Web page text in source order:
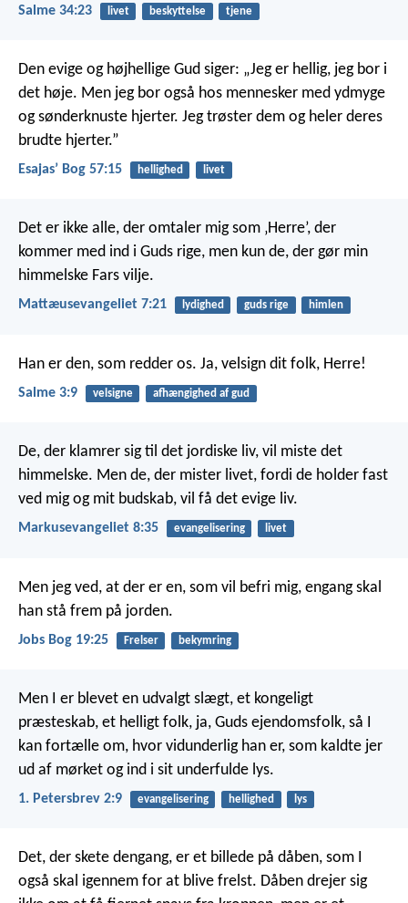
Salme 34:23 livet beskyttelse tjene
Den evige og højhellige Gud siger: „Jeg er hellig, jeg bor i
det høje. Men jeg bor også hos mennesker med ydmyge
og sønderknuste hjerter. Jeg trøster dem og heler deres
brudte hjerter.”
Esajasʼ Bog 57:15 hellighed livet
Det er ikke alle, der omtaler mig som ‚Herre’, der
kommer med ind i Guds rige, men kun de, der gør min
himmelske Fars vilje.
Mattæusevangeliet 7:21 lydighed guds rige himlen
Han er den, som redder os. Ja, velsign dit folk, Herre!
Salme 3:9 velsigne afhængighed af gud
De, der klamrer sig til det jordiske liv, vil miste det
himmelske. Men de, der mister livet, fordi de holder fast
ved mig og mit budskab, vil få det evige liv.
Markusevangeliet 8:35 evangelisering livet
Men jeg ved, at der er en, som vil befri mig, engang skal
han stå frem på jorden.
Jobs Bog 19:25 Frelser bekymring
Men I er blevet en udvalgt slægt, et kongeligt
præsteskab, et helligt folk, ja, Guds ejendomsfolk, så I
kan fortælle om, hvor vidunderlig han er, som kaldte jer
ud af mørket og ind i sit underfulde lys.
1. Petersbrev 2:9 evangelisering hellighed lys
Det, der skete dengang, er et billede på dåben, som I
også skal igennem for at blive frelst. Dåben drejer sig